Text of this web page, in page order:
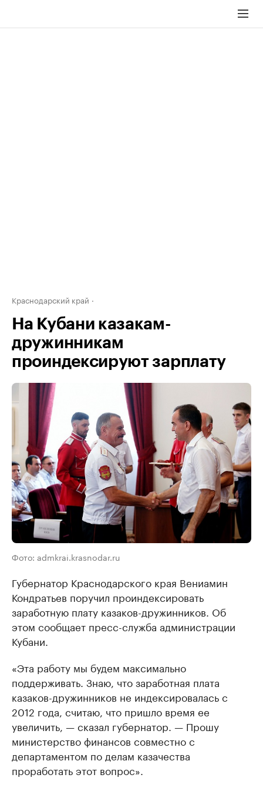
Краснодарский край
На Кубани казакам-
дружинникам
проиндексируют зарплату
Фото: admkrai.krasnodar.ru
Губернатор Краснодарского края Вениамин
Кондратьев поручил проиндексировать
заработную плату казаков-дружинников. Об
этом сообщает пресс-служба администрации
Кубани.
«Эта работу мы будем максимально
поддерживать. Знаю, что заработная плата
казаков-дружинников не индексировалась с
2012 года, считаю, что пришло время ее
увеличить, — сказал губернатор. — Прошу
министерство финансов совместно с
департаментом по делам казачества
проработать этот вопрос».